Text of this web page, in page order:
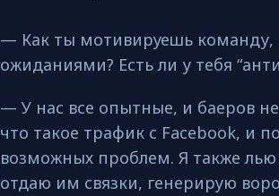
— Как ты мотивируешь команду,
ожиданиями? Есть ли у тебя
— У нас все опытные, и баеров
что такое трафик с Facebook, и
возможных проблем. Я также
отдаю им связки, генерирую